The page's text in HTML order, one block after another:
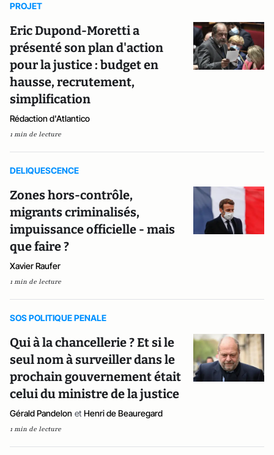
PROJET
Eric Dupond-Moretti a
présenté son plan d'action
pour la justice : budget en
hausse, recrutement,
simplification
Rédaction d'Atlantico
1 min de lecture
DELIQUESCENCE
Zones hors-contrôle,
migrants criminalisés,
impuissance officielle - mais
que faire ?
Xavier Raufer
1 min de lecture
SOS POLITIQUE PENALE
Qui à la chancellerie ? Et si le
seul nom à surveiller dans le
prochain gouvernement était
celui du ministre de la justice
Gérald Pandelon et Henri de Beauregard
1 min de lecture